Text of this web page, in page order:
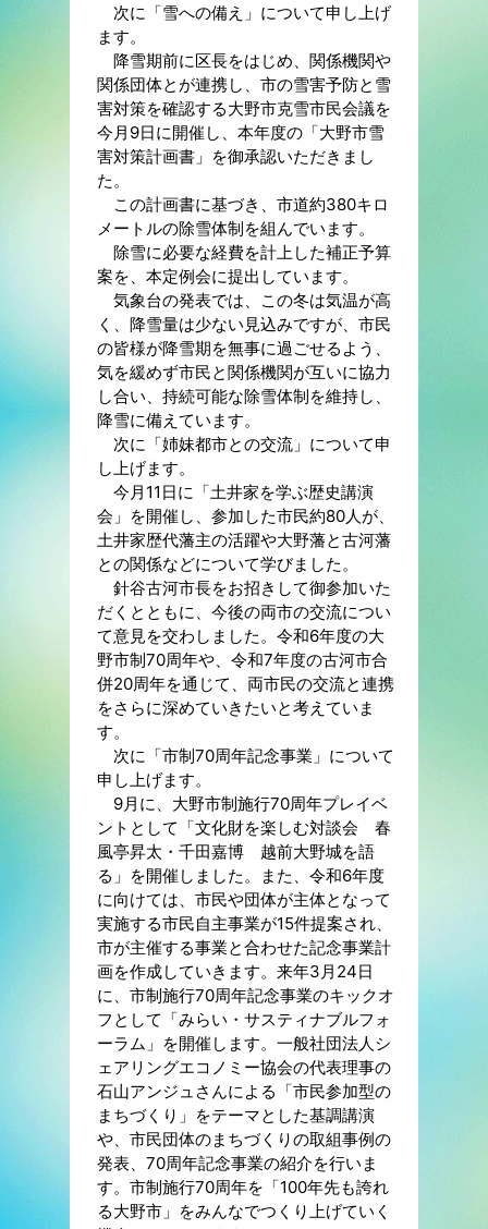
次に「雪への備え」について申し上げ
ます。
降雪期前に区長をはじめ、関係機関や
関係団体とが連携し、市の雪害予防と雪
害対策を確認する大野市克雪市民会議を
今月9日に開催し、本年度の「大野市雪
害対策計画書」を御承認いただきまし
た。
この計画書に基づき、市道約380キロ
メートルの除雪体制を組んでいます。
除雪に必要な経費を計上した補正予算
案を、本定例会に提出しています。
気象台の発表では、この冬は気温が高
く、降雪量は少ない見込みですが、市民
の皆様が降雪期を無事に過ごせるよう、
気を緩めず市民と関係機関が互いに協力
し合い、持続可能な除雪体制を維持し、
降雪に備えています。
次に「姉妹都市との交流」について申
し上げます。
今月11日に「土井家を学ぶ歴史講演
会」を開催し、参加した市民約80人が、
土井家歴代藩主の活躍や大野藩と古河藩
との関係などについて学びました。
針谷古河市長をお招きして御参加いた
だくとともに、今後の両市の交流につい
て意見を交わしました。令和6年度の大
野市制70周年や、令和7年度の古河市合
併20周年を通じて、両市民の交流と連携
をさらに深めていきたいと考えていま
す。
次に「市制70周年記念事業」について
申し上げます。
9月に、大野市制施行70周年プレイベ
ントとして「文化財を楽しむ対談会 春
風亭昇太・千田嘉博 越前大野城を語
る」を開催しました。また、令和6年度
に向けては、市民や団体が主体となって
実施する市民自主事業が15件提案され、
市が主催する事業と合わせた記念事業計
画を作成していきます。来年3月24日
に、市制施行70周年記念事業のキックオ
フとして「みらい・サスティナブルフォ
ーラム」を開催します。一般社団法人シ
ェアリングエコノミー協会の代表理事の
石山アンジュさんによる「市民参加型の
まちづくり」をテーマとした基調講演
や、市民団体のまちづくりの取組事例の
発表、70周年記念事業の紹介を行いま
す。市制施行70周年を「100年先も誇れ
る大野市」をみんなでつくり上げていく